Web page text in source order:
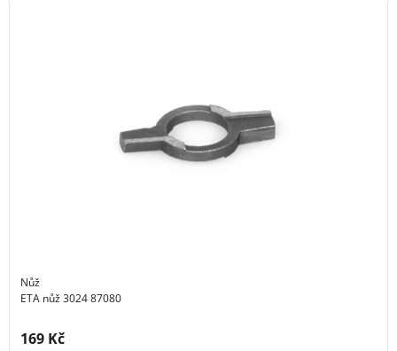
Nůž
ETA nůž 3024 87080
Cena s DPH:
169 Kč